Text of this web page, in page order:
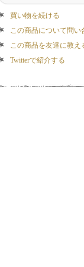
買い物を続ける
この商品について問い
この商品を友達に教え
Twitterで紹介する